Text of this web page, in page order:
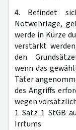
4. Befindet
Notwehrlage,
werde in Kürze
verstärkt
den
wenn das
Täter
des Angriffs
wegen
1 Satz 1 StGB
Irrtums